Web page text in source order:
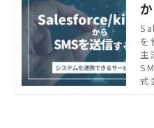
を
主
す
し
式